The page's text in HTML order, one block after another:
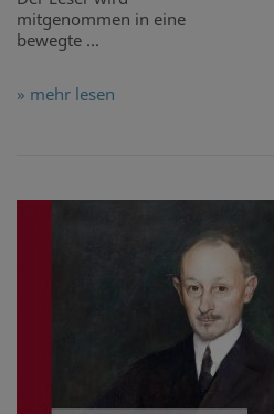
mitgenommen in eine
bewegte ...
» mehr lesen